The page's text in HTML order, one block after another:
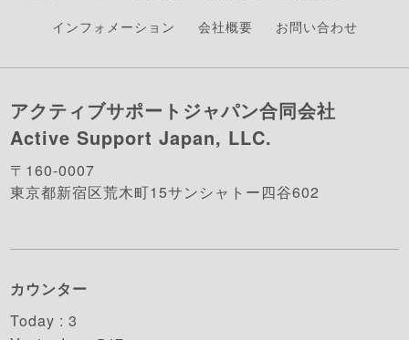
インフォメーション
会社概要 お問い合わせ
アクティブサポートジャパン合同会社
Active Support Japan, LLC.
〒160-0007
東京都新宿区荒木町15サンシャトー四谷602
カウンター
Today :3